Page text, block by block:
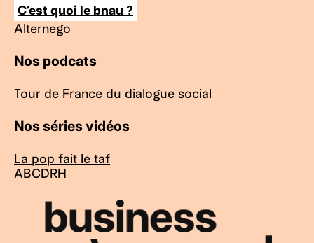
C’est quoi le bnau ?
Alternego
Nos podcats
Tour de France du dialogue social
Nos séries vidéos
La pop fait le taf
ABCDRH